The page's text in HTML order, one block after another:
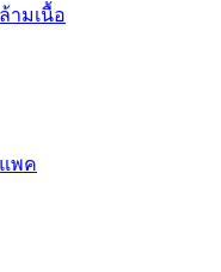
ามเนื้อ
พค